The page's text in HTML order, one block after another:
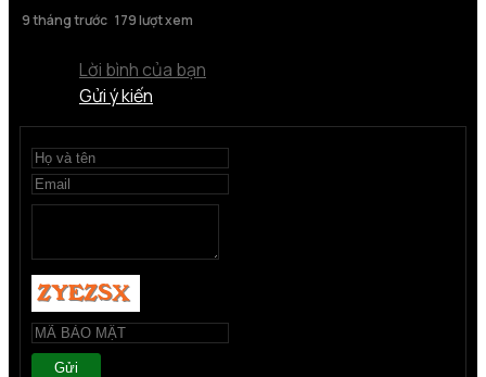
9 tháng trước 179 lượt xem
Lời bình của bạn
Gửi ý kiến
Gửi